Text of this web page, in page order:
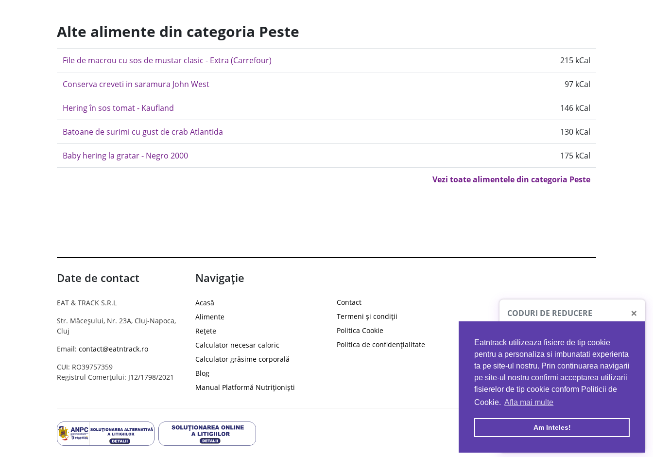
Eatntrack utilizeaza fisiere de tip cookie
pentru a personaliza si imbunatati experienta
ta pe site-ul nostru. Prin continuarea navigarii
pe site-ul nostru confirmi acceptarea utilizarii
fisierelor de tip cookie conform Politicii de
Cookie. Afla mai multe
Am Inteles!
Alte alimente din categoria Peste
File de macrou cu sos de mustar clasic - Extra (Carrefour) 215 kCal
Conserva creveti in saramura John West 97 kCal
Hering în sos tomat - Kaufland 146 kCal
Batoane de surimi cu gust de crab Atlantida 130 kCal
Baby hering la gratar - Negro 2000 175 kCal
Vezi toate alimentele din categoria Peste
Date de contact
EAT & TRACK S.R.L
Str. Măceșului, Nr. 23A, Cluj-Napoca,
Cluj
Email: contact@eatntrack.ro
CUI: RO39757359
Registrul Comerțului: J12/1798/2021
Navigație
Acasă
Alimente
Rețete
Calculator necesar caloric
Calculator grăsime corporală
Blog
Manual Platformă Nutriționiști
Contact
Termeni și condiții
Politica Cookie
Politica de confidențialitate
CODURI DE REDUCERE ×
PROTO41
reducere la orice comandă
EATNTRACK
MYPROTEIN
Ai40%reducere la orice comandă
folosind codul EATTRACK